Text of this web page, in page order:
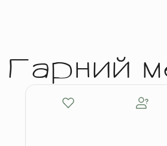
Гарний